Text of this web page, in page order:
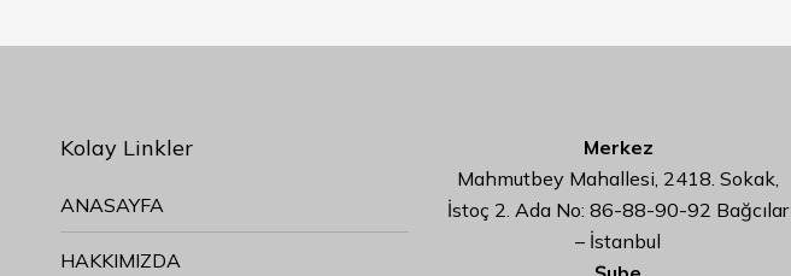
Kolay Linkler
ANASAYFA
HAKKIMIZDA
Merkez
Mahmutbey Mahallesi, 2418. Sokak,
İstoç 2. Ada No: 86-88-90-92 Bağcılar
– İstanbul